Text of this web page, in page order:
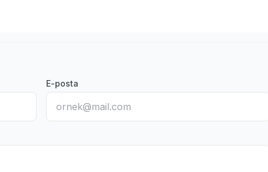
E-posta